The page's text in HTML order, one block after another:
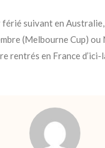
férié suivant en
(Melbourne Cup) ou
rentrés en France d’ici-